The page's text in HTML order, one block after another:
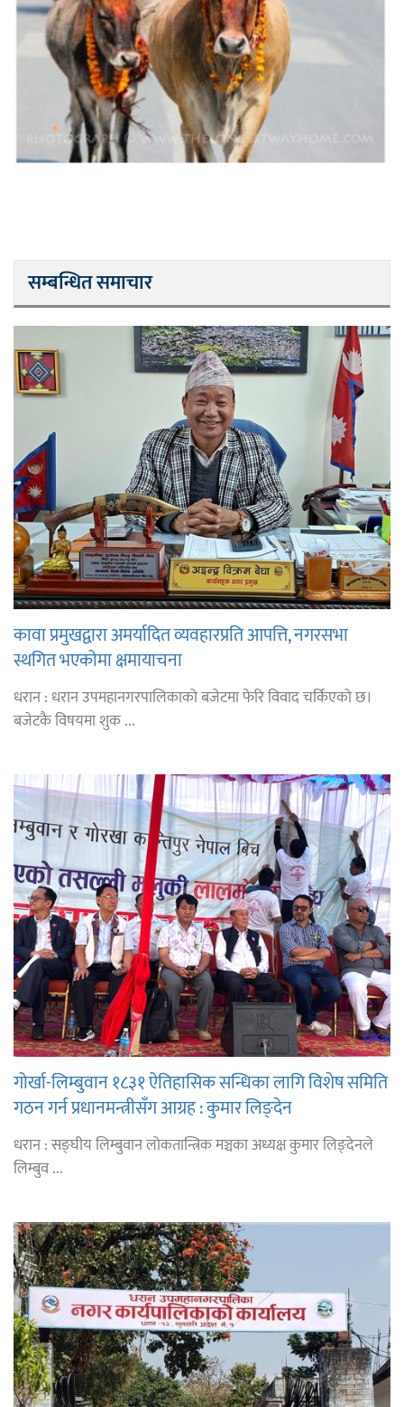
सम्बन्धित समाचार
कावा प्रमुखद्वारा अमर्यादित व्यवहारप्रति आपत्ति, नगरसभा
स्थगित भएकोमा क्षमायाचना
धरान : धरान उपमहानगरपालिकाको बजेटमा फेरि विवाद चर्किएको छ।
बजेटकै विषयमा शुक ...
गोर्खा-लिम्बुवान १८३१ ऐतिहासिक सन्धिका लागि विशेष समिति
गठन गर्न प्रधानमन्त्रीसँग आग्रह : कुमार लिङ्देन
धरान : सङ्घीय लिम्बुवान लोकतान्त्रिक मञ्चका अध्यक्ष कुमार लिङ्देनले
लिम्बुव ...